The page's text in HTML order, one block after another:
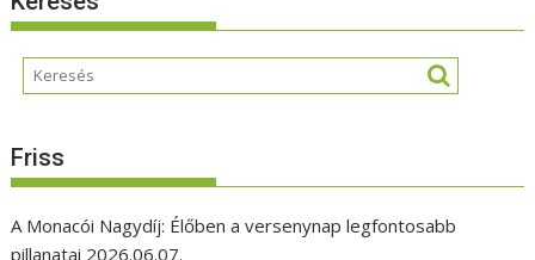
Friss
A Monacói Nagydíj: Élőben a versenynap legfontosabb
pillanatai 2026.06.07.